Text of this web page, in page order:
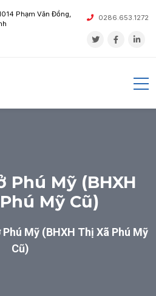
Phạm Văn Đồng,
0286.653.1272
Phú Mỹ (BHXH
Mỹ Cũ)
Phú Mỹ (BHXH Thị Xã Phú Mỹ
Cũ)